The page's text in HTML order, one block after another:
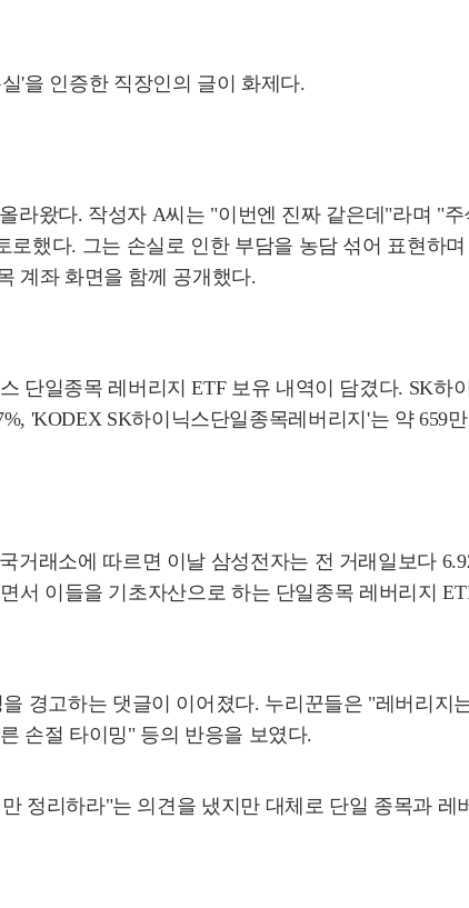
'을 인증한 직장인의 글이 화제다.
라왔다. 작성자 A씨는 "이번엔 진짜 같은데"라며 "
했다. 그는 손실로 인한 부담을 농담 섞어 표현하
계좌 화면을 함께 공개했다.
단일종목 레버리지 ETF 보유 내역이 담겼다. SK하
'KODEX SK하이닉스단일종목레버리지'는 약 659
래소에 따르면 이날 삼성전자는 전 거래일보다
서 이들을 기초자산으로 하는 단일종목 레버리지
경고하는 댓글이 이어졌다. 누리꾼들은 "레버리지
손절 타이밍" 등의 반응을 보였다.
정리하라"는 의견을 냈지만 대체로 단일 종목과